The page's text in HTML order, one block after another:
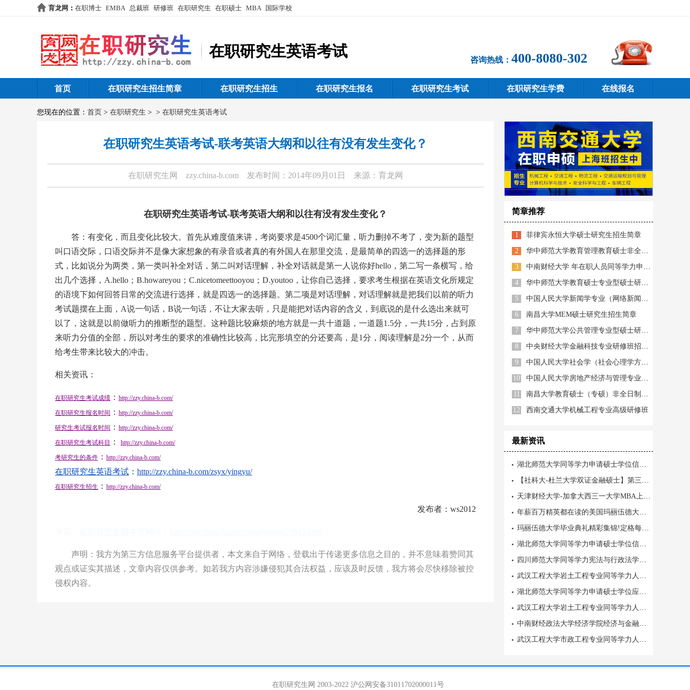
育龙网 ： 在职博士 EMBA 总裁班 研修班 在职研究生 在职硕士 MBA 国际学校
在职研究生英语考试
咨询热线： 400-8080-302
首页 在职研究生招生简章 在职研究生招生 在职研究生报名 在职研究生考试 在职研究生学费 在线报名
您现在的位置： 首页 > 在职研究生 > > 在职研究生英语考试
在职研究生英语考试-联考英语大纲和以往有没有发生变化？
在职研究生网 zzy.china-b.com 发布时间：2014年09月01日 来源：育龙网
在职研究生英语考试-联考英语大纲和以往有没有发生变化？
答：有变化，而且变化比较大。首先从难度值来讲，考岗要求是4500个词汇量，听力删掉不考了，变为新的题型
叫口语交际，口语交际并不是像大家想象的有录音或者真的有外国人在那里交流，是最简单的四选一的选择题的形
式，比如说分为两类，第一类叫补全对话，第二叫对话理解，补全对话就是第一人说你好hello，第二写一条横写，给
出几个选择，A.hello；B.howareyou；C.nicetomeettooyou；D.youtoo，让你自己选择，要求考生根据在英语文化所规定
的语境下如何回答日常的交流进行选择，就是四选一的选择题。第二项是对话理解，对话理解就是把我们以前的听力
考试题摆在上面，A说一句话，B说一句话，不让大家去听，只是能把对话内容的含义，到底说的是什么选出来就可
以了，这就是以前做听力的推断型的题型。这种题比较麻烦的地方就是一共十道题，一道题1.5分，一共15分，占到原
来听力分值的全部，所以对考生的要求的准确性比较高，比完形填空的分还要高，是1分，阅读理解是2分一个，从而
给考生带来比较大的冲击。
相关资讯：
在职研究生考试成绩 ： http://zzy.china-b.com/
在职研究生报名时间 ： http://zzy.china-b.com/
研究生考试报名时间 ： http://zzy.china-b.com/
在职研究生考试科目 ： http://zzy.china-b.com/
考研究生的条件 ： http://zzy.china-b.com/
在职研究生英语考试 ： http://zzy.china-b.com/zsyx/yingyu/
在职研究生招生 ： http://zzy.china-b.com/
发布者：ws2012
声明：我方为第三方信息服务平台提供者，本文来自于网络，登载出于传递更多信息之目的，并不意味着赞同其
观点或证实其描述，文章内容仅供参考。如若我方内容涉嫌侵犯其合法权益，应该及时反馈，我方将会尽快移除被控
侵权内容。
简章推荐
1 菲律宾永恒大学硕士研究生招生简章
2 华中师范大学教育管理教育硕士非全日制
3 中南财经大学 年在职人员同等学力申硕招生简章
4 华中师范大学教育硕士专业型硕士研究生
5 中国人民大学新闻学专业（网络新闻与新媒体方向）研修班
6 南昌大学MEM硕士研究生招生简章
7 华中师范大学公共管理专业型硕士研究生
8 中央财经大学金融科技专业研修班招生简章
9 中国人民大学社会学（社会心理学方向）研修班
10 中国人民大学房地产经济与管理专业（房地产金融投资方向）研修班
11 南昌大学教育硕士（专硕）非全日制双证
12 西南交通大学机械工程专业高级研修班
最新资讯
湖北师范大学同等学力申请硕士学位信息计算与智能系统专业师资雄厚
【社科大-杜兰大学双证金融硕士】第三批招生倒计时！
天津财经大学-加拿大西三一大学MBA上海班学校简介
年薪百万精英都在读的美国玛丽伍德大学EMBA项目
玛丽伍德大学毕业典礼精彩集锦!定格每一个闪耀瞬间
湖北师范大学同等学力申请硕士学位信息计算与智能系统专业
四川师范大学同等学力宪法与行政法学专业院校简介
武汉工程大学岩土工程专业同等学力人员申请硕士学位教学重实操
湖北师范大学同等学力申请硕士学位应用数学专业报名资料及费用明细
武汉工程大学岩土工程专业同等学力人员申请硕士网络课程学习
中南财经政法大学经济学院经济与金融专业高级课程研修班授课及收费标准
武汉工程大学市政工程专业同等学力人员申请硕士报名材料
在职研究生网 2003-2022 沪公网安备31011702000011号